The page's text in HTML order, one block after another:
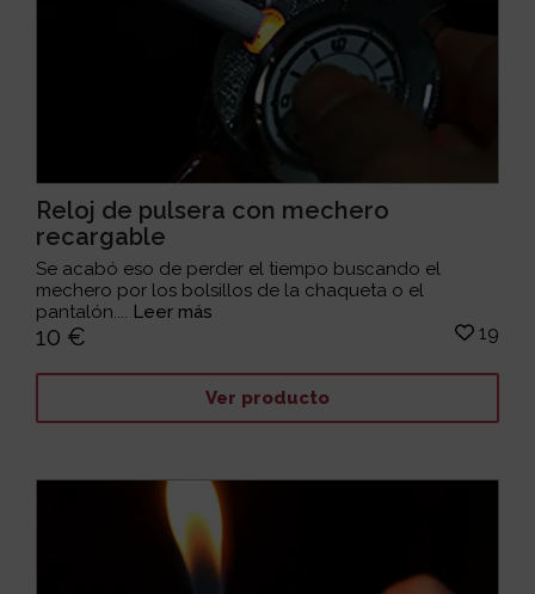
Reloj de pulsera con mechero
recargable
Se acabó eso de perder el tiempo buscando el
mechero por los bolsillos de la chaqueta o el
pantalón.... Leer más
10 € 19
Ver producto